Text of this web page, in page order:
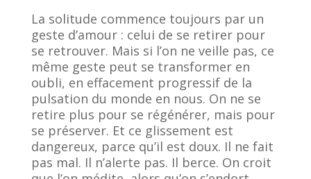
La solitude commence toujours par un
geste d’amour : celui de se retirer pour
se retrouver. Mais si l’on ne veille pas, ce
même geste peut se transformer en
oubli, en effacement progressif de la
pulsation du monde en nous. On ne se
retire plus pour se régénérer, mais pour
se préserver. Et ce glissement est
dangereux, parce qu’il est doux. Il ne fait
pas mal. Il n’alerte pas. Il berce. On croit